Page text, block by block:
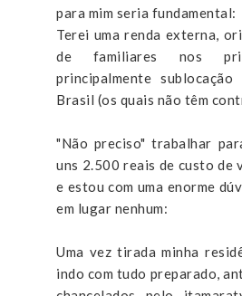
para mim seria fundamental:
Terei uma renda externa,
de familiares nos
principalmente
Brasil (os quais não têm
"Não preciso" trabalhar
uns 2.500 reais de custo de
e estou com uma enorme
em lugar nenhum:
Uma vez tirada minha
indo com tudo preparado,